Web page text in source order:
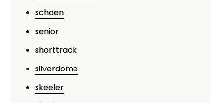
schoen
senior
shorttrack
silverdome
skeeler